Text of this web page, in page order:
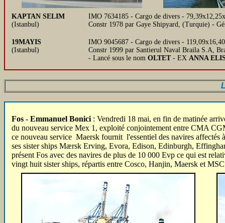
KAPTAN SELIM
(Istanbul)
IMO 7634185 - Cargo de divers -
Constr 1978 par Gaye Shipyard, (Turquie) -
19MAYIS
(Istanbul)
IMO 9045687 - Cargo de divers -
Constr 1999 par Santierul Naval Braila S.A,
- Lancé sous le nom OLTET- EX ANNA
Fos - Emmanuel Bonici : Vendredi 18 mai, en fin de matinée
du nouveau service Mex 1, exploité conjointement entre CMA
ce nouveau service Maersk fournit l'essentiel des navires affectés
ses sister ships Mærsk Erving, Evora, Edison, Edinburgh,
présent Fos avec des navires de plus de 10 000 Evp ce qui est
vingt huit sister ships, répartis entre Cosco, Hanjin, Maersk et